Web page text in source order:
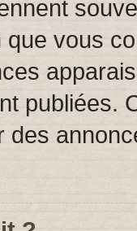
vous
publiées.
des